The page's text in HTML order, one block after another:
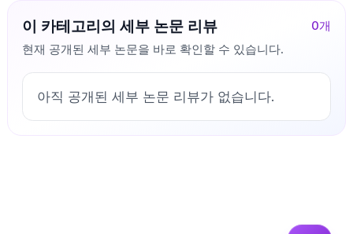
이 카테고리의 세부 논문 리뷰 0개
현재 공개된 세부 논문을 바로 확인할 수 있습니다.
아직 공개된 세부 논문 리뷰가 없습니다.